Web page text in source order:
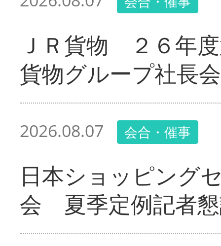
ＪＲ貨物 ２６年
貨物グループ社長
2026.08.07 会合・催事
日本ショッピング
会 夏季定例記者